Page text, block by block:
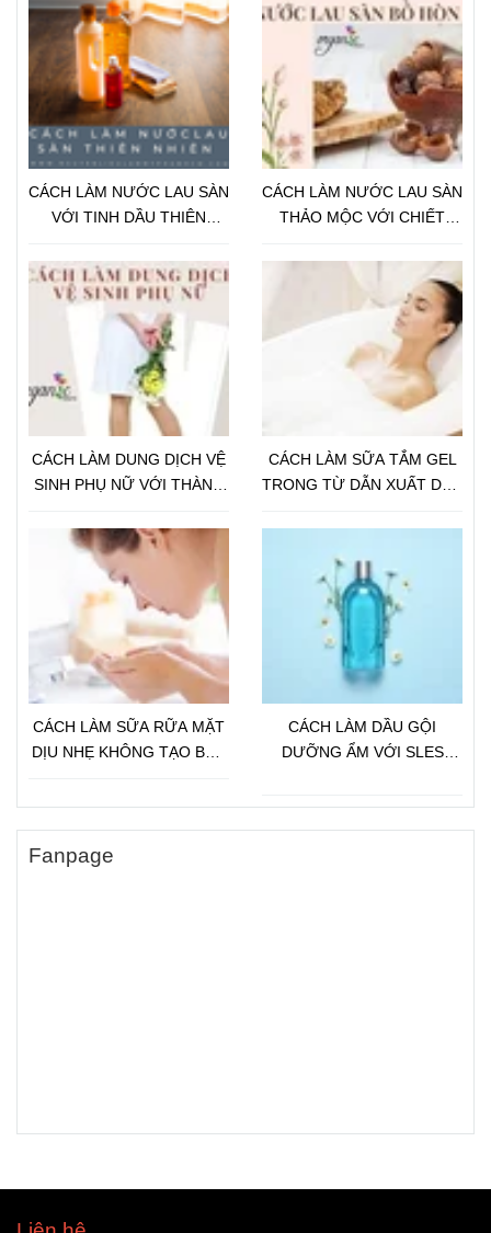
CÁCH LÀM NƯỚC LAU SÀN
VỚI TINH DẦU THIÊN
CÁCH LÀM NƯỚC LAU SÀN
THẢO MỘC VỚI CHIẾT
CÁCH LÀM DUNG DỊCH VỆ
SINH PHỤ NỮ VỚI THÀNH
CÁCH LÀM SỮA TẮM GEL
TRONG TỪ DẪN XUẤT DẦU
CÁCH LÀM SỮA RỮA MẶT
DỊU NHẸ KHÔNG TẠO BỌT
CÁCH LÀM DẦU GỘI
DƯỠNG ẨM VỚI SLES
SULFATE)
Fanpage